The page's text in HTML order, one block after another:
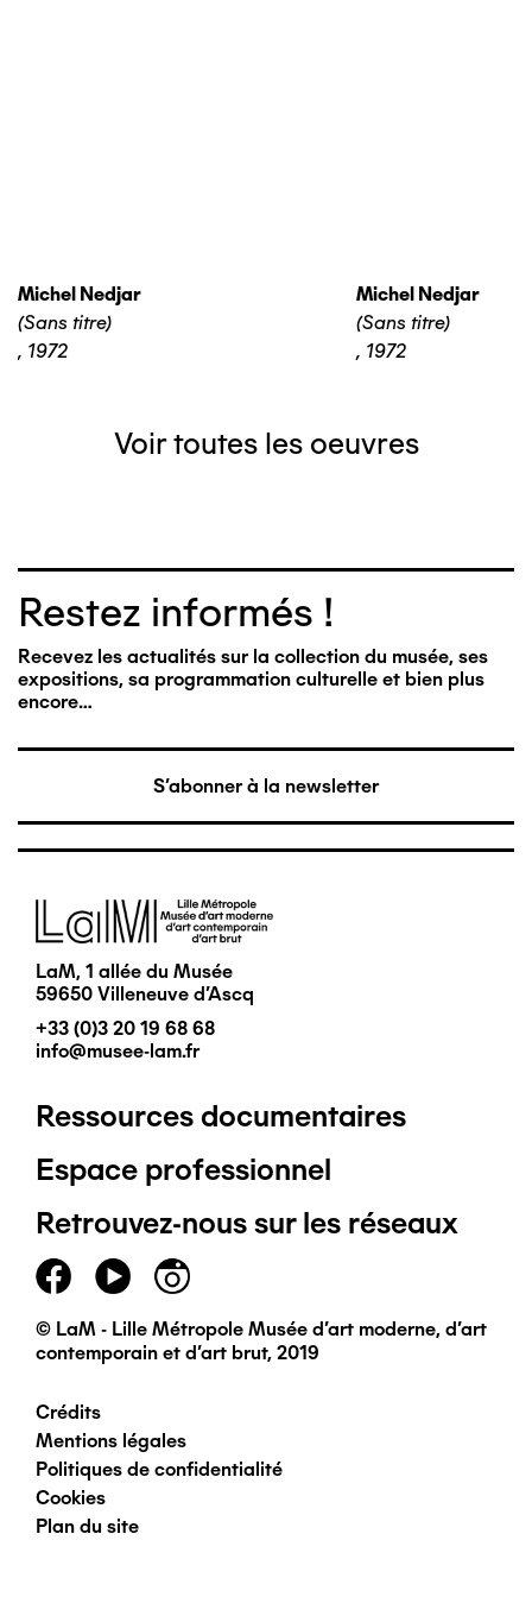
Michel Nedjar
(Sans titre)
, 1972
Michel Nedjar
(Sans titre)
, 1972
Voir toutes les oeuvres
Restez informés !
Recevez les actualités sur la collection du musée, ses
expositions, sa programmation culturelle et bien plus
encore…
S'abonner à la newsletter
Image
LaM, 1 allée du Musée
59650 Villeneuve d'Ascq
+33 (0)3 20 19 68 68
info@musee-lam.fr
Pied
de
page
principal
Ressources documentaires
Espace professionnel
Retrouvez-nous sur les réseaux
© LaM - Lille Métropole Musée d'art moderne, d'art
contemporain et d'art brut, 2019
Pied
de
page
Crédits
Mentions légales
Politiques de confidentialité
Cookies
Plan du site